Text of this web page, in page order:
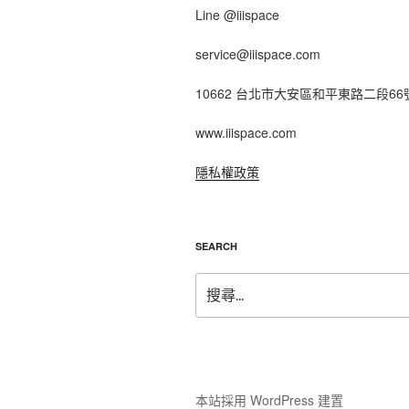
Line @iiispace
service@iiispace.com
10662 台北市大安區和平東路二段66
www.iiispace.com
隱私權政策
SEARCH
尋
關
本站採用 WordPress 建置